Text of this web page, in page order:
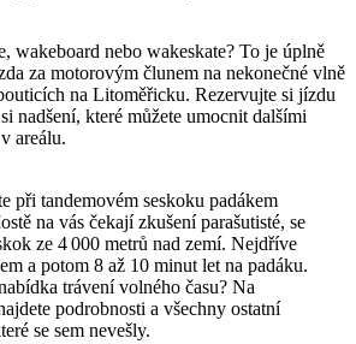
wakeboard nebo wakeskate? To je úplně
za motorovým člunem na nekonečné vlně
na Litoměřicku. Rezervujte si jízdu
nadšení, které můžete umocnit dalšími
areálu.
při tandemovém seskoku padákem
na vás čekají zkušení parašutisté, se
ze 4 000 metrů nad zemí. Nejdříve
a potom 8 až 10 minut let na padáku.
trávení volného času? Na
podrobnosti a všechny ostatní
se sem nevešly.